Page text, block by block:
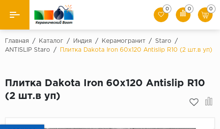
Назад
Керамическая плитка
0 0 0
Главная / Каталог / Индия / Керамогранит / Staro
/
ANTISLIP Staro
/ Плитка Dakota Iron 60x120 Antislip R10 (2 шт.в уп)
Плитка Dakota Iron 60x120 Antislip R10
(2 шт.в уп)